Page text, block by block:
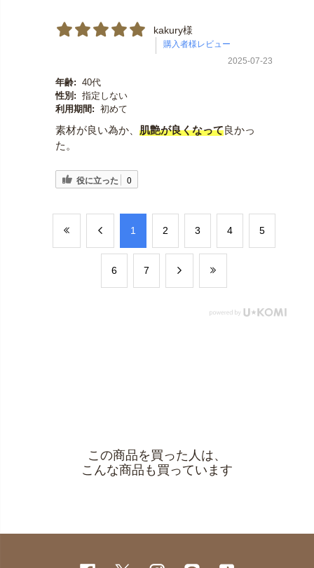
kakury様
2025-07-23
年齢: 40代
性別: 指定しない
利用期間: 初めて
素材が良い為か、 肌艶が良くなって良かっ
た。
役に立った 0
​1 ​2 ​3 ​4 ​5
​6 ​7
この商品を買った人は、
こんな商品も買っています